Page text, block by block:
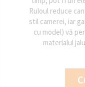
Ruloul reduce
stil camerei, iar
cu model) vă
materialul